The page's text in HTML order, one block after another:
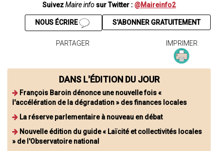
SuivezMaire info sur Twitter : @Maireinfo2
S'ABONNER GRATUITEMENT
NOUS ÉCRIRE
PARTAGER IMPRIMER
DANS L'ÉDITION DU JOUR
François Baroin dénonce une nouvelle fois «
l'accélération de la dégradation » des finances locales
La réserve parlementaire à nouveau en débat
Nouvelle édition du guide « Laïcité et collectivités locales
» de l'Observatoire national